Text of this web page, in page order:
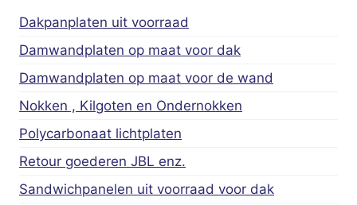
Dakpanplaten uit voorraad
Damwandplaten op maat voor dak
Damwandplaten op maat voor de wand
Nokken , Kilgoten en Ondernokken
Polycarbonaat lichtplaten
Retour goederen JBL enz.
Sandwichpanelen uit voorraad voor dak